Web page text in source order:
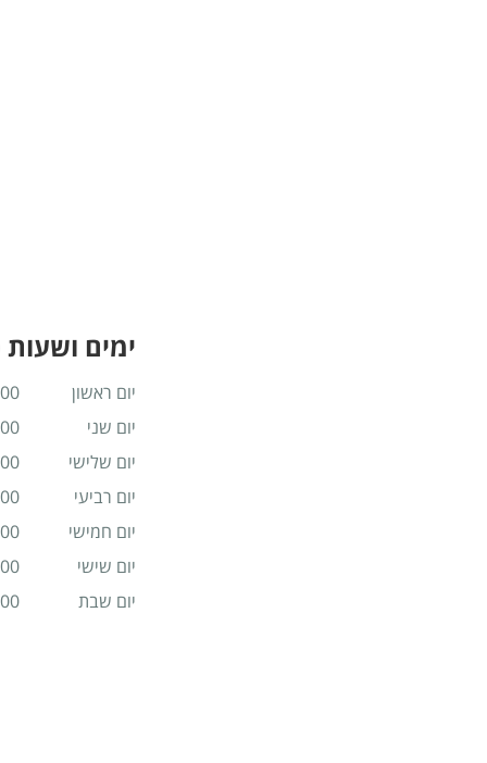
ימים
יום ראשון
יום שני
יום שלישי
יום רביעי
יום חמישי
יום שישי
יום שבת